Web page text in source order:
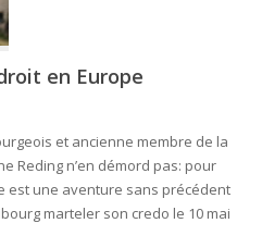
en Europe
et ancienne membre de la
Reding n’en démord pas: pour
est une aventure sans précédent
marteler son credo le 10 mai